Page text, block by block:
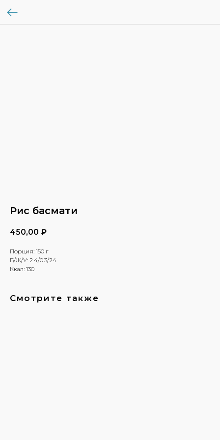
Рис басмати
450,00 ₽
Порция: 150 г
Б/Ж/У: 2.4/0.3/24
Ккал: 130
Смотрите также